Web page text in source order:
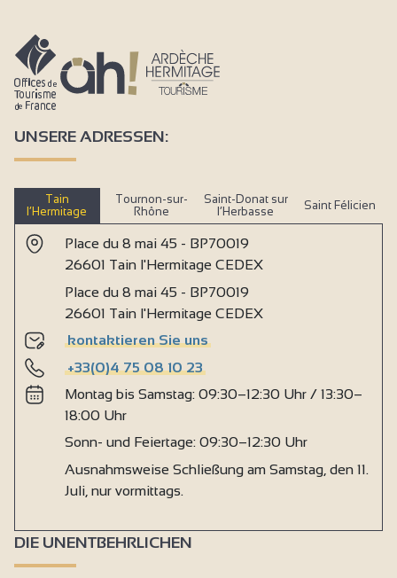
UNSERE ADRESSEN:
Tain
l’Hermitage
Tournon-sur-
Rhône
Saint-Donat sur
l’Herbasse
Saint Félicien
Place du 8 mai 45 - BP70019
26601 Tain l'Hermitage CEDEX
Place du 8 mai 45 - BP70019
26601 Tain l'Hermitage CEDEX
kontaktieren Sie uns
+33(0)4 75 08 10 23
Montag bis Samstag: 09:30–12:30 Uhr / 13:30–
18:00 Uhr
Sonn- und Feiertage: 09:30–12:30 Uhr
Ausnahmsweise Schließung am Samstag, den 11.
Juli, nur vormittags.
DIE UNENTBEHRLICHEN